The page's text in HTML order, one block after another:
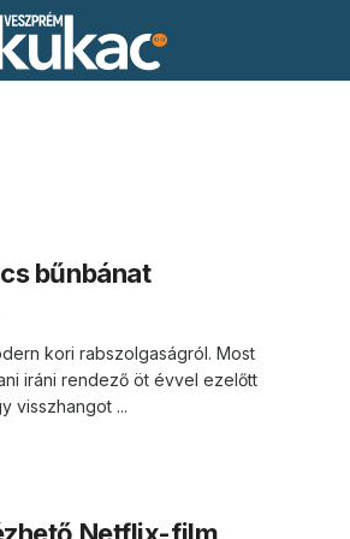
bűnbánat
kori rabszolgaságról. Most
iráni rendező öt évvel ezelőtt
visszhangot ...